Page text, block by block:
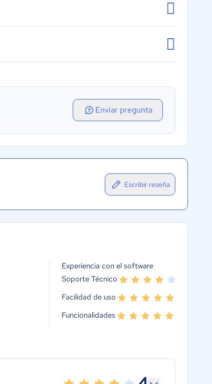
Enviar pregunta
Escribir reseña
Experiencia con el software
Soporte Técnico
Facilidad de uso
Funcionalidades